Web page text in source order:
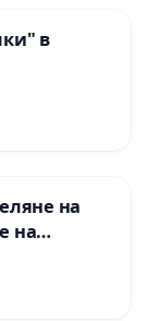
в
на
на
възел АМ
к.к.